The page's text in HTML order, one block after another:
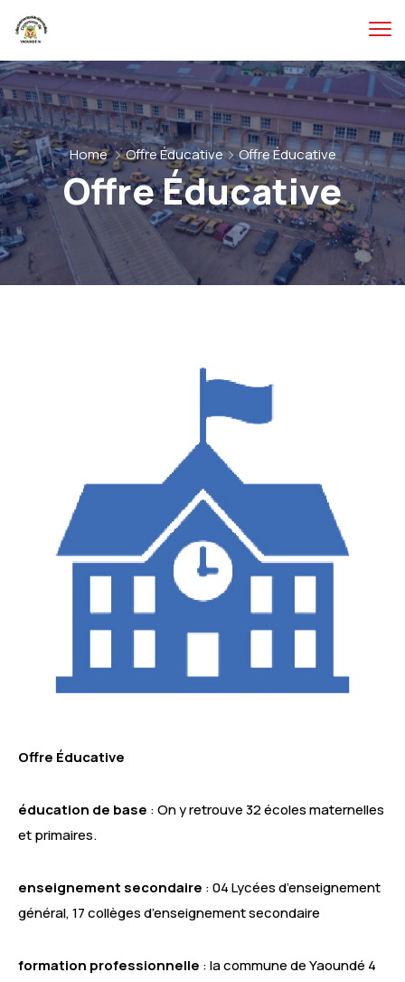
Home Offre Éducative Offre Éducative
Offre Éducative
Offre Éducative
éducation de base : On y retrouve 32 écoles maternelles
et primaires.
enseignement secondaire : 04 Lycées d’enseignement
général, 17 collèges d’enseignement secondaire
formation professionnelle : la commune de Yaoundé 4